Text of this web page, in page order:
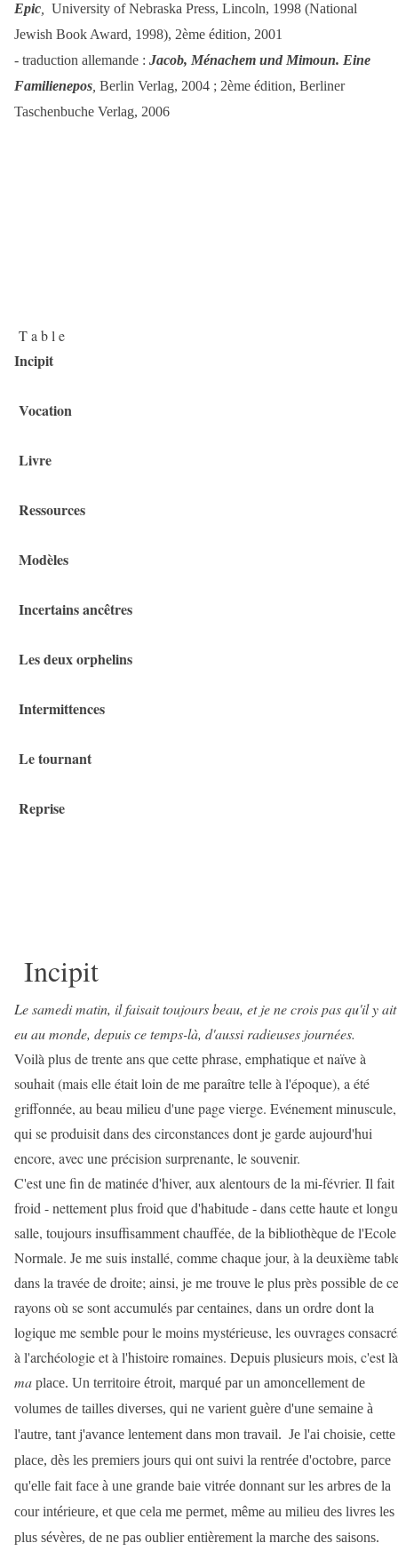
Epic
University of Nebraska Press, Lincoln, 1998 (National
Jewish Book Award, 1998), 2ème édition, 2001
- traduction allemande : Jacob, Ménachem und Mimoun. Eine
Familienepos Berlin Verlag, 2004 ; 2ème édition, Berliner
Taschenbuche Verlag, 2006
T a b l e
Incipit
Vocation
Livre
Ressources
Modèles
Incertains ancêtres
Les deux orphelins
Intermittences
Le tournant
Reprise
Incipit
Le samedi matin, il faisait toujours beau, et je ne crois pas qu'il y ait
eu au monde, depuis ce temps-là, d'aussi radieuses journées.
Voilà plus de trente ans que cette phrase, emphatique et naïve à
souhait (mais elle était loin de me paraître telle à l'époque), a été
griffonnée, au beau milieu d'une page vierge. Evénement minuscule,
qui se produisit dans des circonstances dont je garde aujourd'hui
encore, avec une précision surprenante, le souvenir.
C'est une fin de matinée d'hiver, aux alentours de la mi-février. Il fait
froid - nettement plus froid que d'habitude - dans cette haute et
salle, toujours insuffisamment chauffée, de la bibliothèque de l'Ecole
Normale. Je me suis installé, comme chaque jour, à la deuxième
dans la travée de droite; ainsi, je me trouve le plus près possible de
rayons où se sont accumulés par centaines, dans un ordre dont la
logique me semble pour le moins mystérieuse, les ouvrages
à l'archéologie et à l'histoire romaines. Depuis plusieurs mois, c'est là
ma place. Un territoire étroit, marqué par un amoncellement de
volumes de tailles diverses, qui ne varient guère d'une semaine à
l'autre, tant j'avance lentement dans mon travail. Je l'ai choisie, cette
place, dès les premiers jours qui ont suivi la rentrée d'octobre, parce
qu'elle fait face à une grande baie vitrée donnant sur les arbres de la
cour intérieure, et que cela me permet, même au milieu des livres les
plus sévères, de ne pas oublier entièrement la marche des saisons.